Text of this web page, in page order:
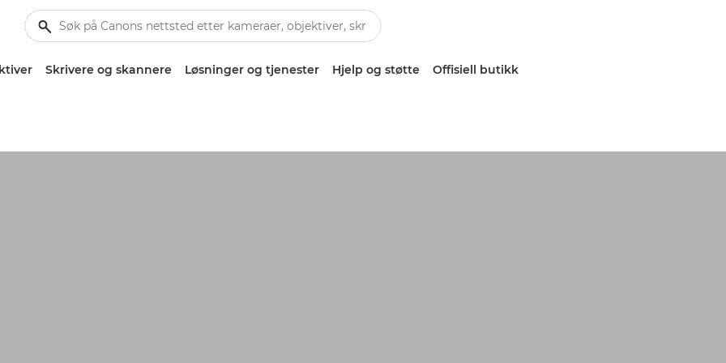
Skrivere og skannere Løsninger og tjenester Hjelp og støtte Offisiell butikk